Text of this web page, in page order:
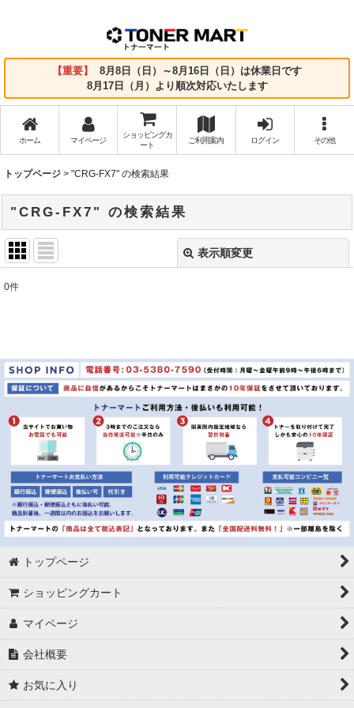
【重要】
8月8日（日）～8月16日（日）は休業日です
8月17日（月）より順次対応いたします
ホーム マイページ
ショッピングカ
ート
ご利用案内 ログイン その他
トップページ > "CRG-FX7" の検索結果
"CRG-FX7" の検索結果
表示順変更
商品検索
並び順:
絞り込む
0件
トップページ
ショッピングカート
マイページ
会社概要
お気に入り